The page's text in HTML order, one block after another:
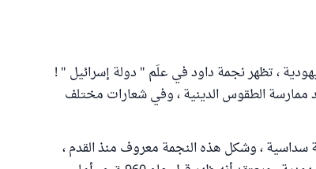
، تظهر نجمة داود في علَم " دولة إسرائيل " !
ممارسة الطقوس الدينية ، وفي شعارات مختلف
سداسية ، وشكل هذه النجمة معروف منذ القدم ،